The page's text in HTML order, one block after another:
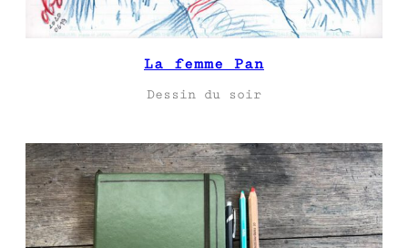
La femme Pan
Dessin du soir